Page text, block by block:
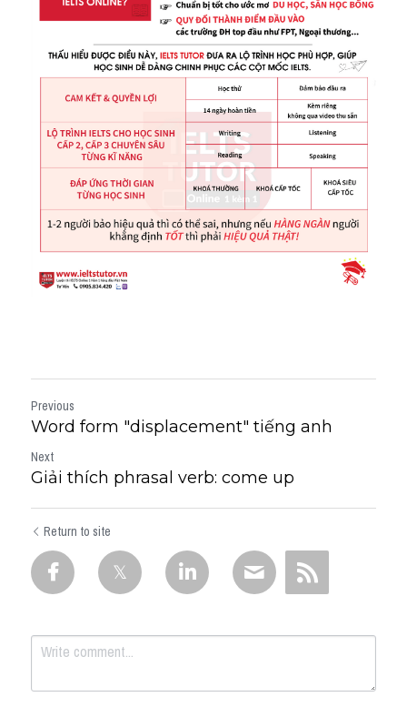
Previous
Word form "displacement" tiếng anh
Next
Giải thích phrasal verb: come up
Return to site